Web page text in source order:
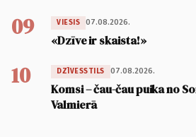
09 VIESIS 07.08.2026.
«Dzīve ir skaista!»
10 DZĪVESSTILS 07.08.2026.
Komsi – čau-čau puika no
Valmierā